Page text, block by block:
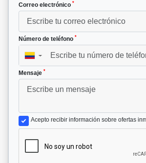
Correo electrónico *
Número de teléfono *
▼
Mensaje *
Acepto recibir información sobre ofertas